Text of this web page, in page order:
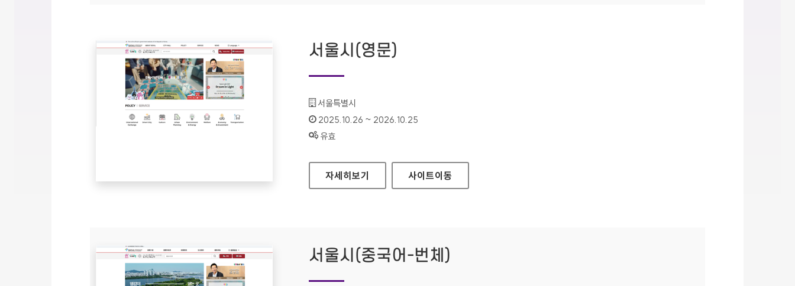
서울시(영문)
기관명 :
서울특별시
인증기간 :
2025.10.26 ~ 2026.10.25
상태 :
유효
서울시(영문)
자세히보기 사이트이동
서울시(중국어-번체)